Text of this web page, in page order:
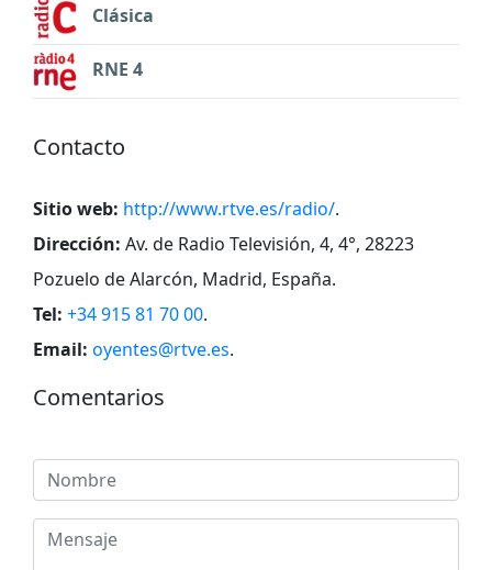
Clásica
RNE 4
Contacto
Sitio web: http://www.rtve.es/radio/.
Dirección: Av. de Radio Televisión, 4, 4°, 28223
Pozuelo de Alarcón, Madrid, España.
Tel: +34 915 81 70 00.
Email: oyentes@rtve.es.
Comentarios